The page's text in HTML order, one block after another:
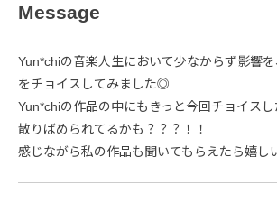
Message
Yun*chiの音楽人生において少なからず影響
をチョイスしてみました◎
Yun*chiの作品の中にもきっと今回チョイス
散りばめられてるかも？？？！！
感じながら私の作品も聞いてもらえたら嬉し